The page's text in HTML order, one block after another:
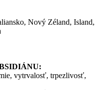
Nový Zéland, Island,
vytrvalosť, trpezlivosť,